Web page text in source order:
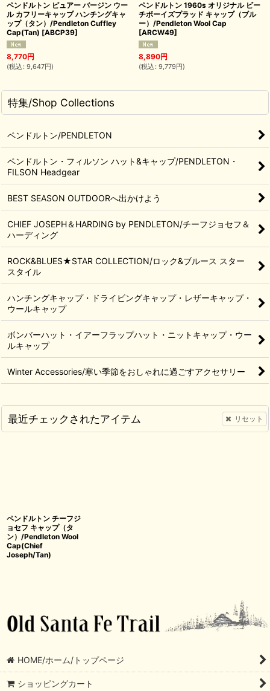
ペンドルトン ピュアー バージン ウー
ル カフリーキャップ ハンチングキャ
ップ（タン）/Pendleton Cuffley
Cap(Tan) [ABCP39]
8,770円
(税込 : 9,647円)
ペンドルトン 1960s オリジナル ビー
チボーイズプラッド キャップ（ブル
ー）/Pendleton Wool Cap
[ARCW49]
8,890円
(税込 : 9,779円)
特集/Shop Collections
ペンドルトン/PENDLETON
ペンドルトン・フィルソン ハット&キャップ/PENDLETON・
FILSON Headgear
BEST SEASON OUTDOORへ出かけよう
CHIEF JOSEPH＆HARDING by PENDLETON/チーフジョセフ＆
ハーディング
ROCK&BLUES★STAR COLLECTION/ロック&ブルース スター
スタイル
ハンチングキャップ・ドライビングキャップ・レザーキャップ・
ウールキャップ
ボンバーハット・イアーフラップハット・ニットキャップ・ウー
ルキャップ
Winter Accessories/寒い季節をおしゃれに過ごすアクセサリー
最近チェックされたアイテム リセット
ペンドルトン チーフジ
ョセフ キャップ（タ
ン）/Pendleton Wool
Cap(Chief
Joseph/Tan)
HOME/ホーム/トップページ
ショッピングカート